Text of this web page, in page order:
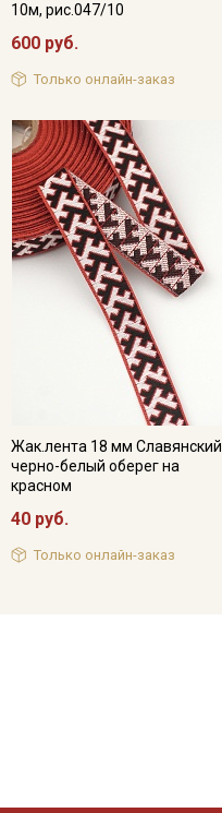
10м, рис.047/10
600 руб.
Только онлайн-заказ
Жак.лента 18 мм Славянский
черно-белый оберег на
красном
40 руб.
Только онлайн-заказ